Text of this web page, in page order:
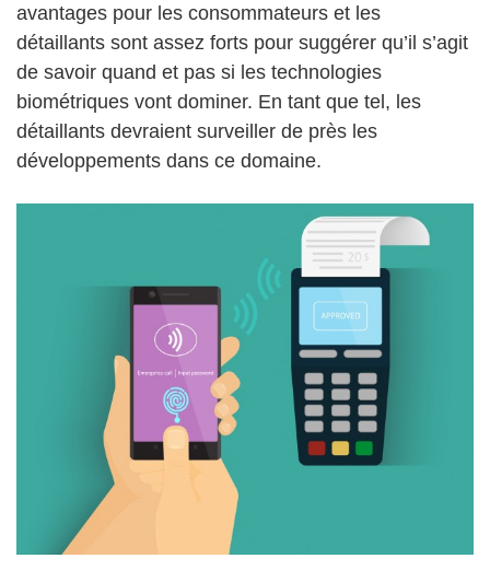
avantages pour les consommateurs et les
détaillants sont assez forts pour suggérer qu’il s’agit
de savoir quand et pas si les technologies
biométriques vont dominer. En tant que tel, les
détaillants devraient surveiller de près les
développements dans ce domaine.